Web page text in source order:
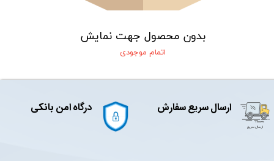
بدون محصول جهت نمایش
اتمام موجودی
ارسال سریع سفارش درگاه امن بانکی